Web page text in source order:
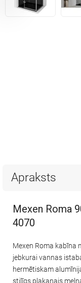
Apraksts
Mexen Roma
4070
Mexen Roma kabīna
jebkurai vannas
hermētiskam
stilīgs plakanais